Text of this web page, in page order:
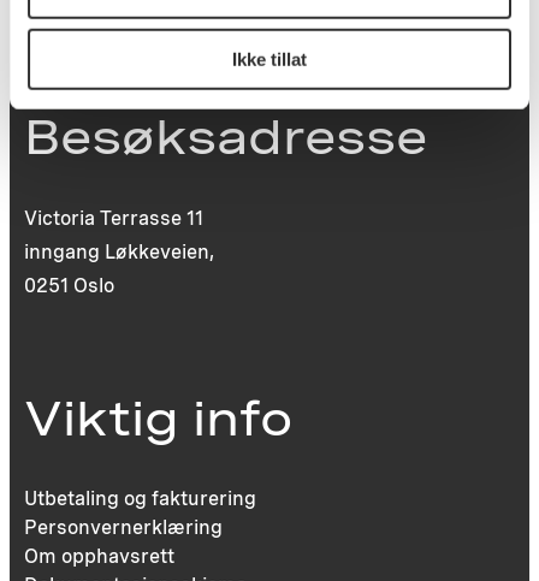
Ikke tillat
Besøksadresse
Victoria Terrasse 11
inngang Løkkeveien,
0251 Oslo
Viktig info
Utbetaling og fakturering
Personvernerklæring
Om opphavsrett